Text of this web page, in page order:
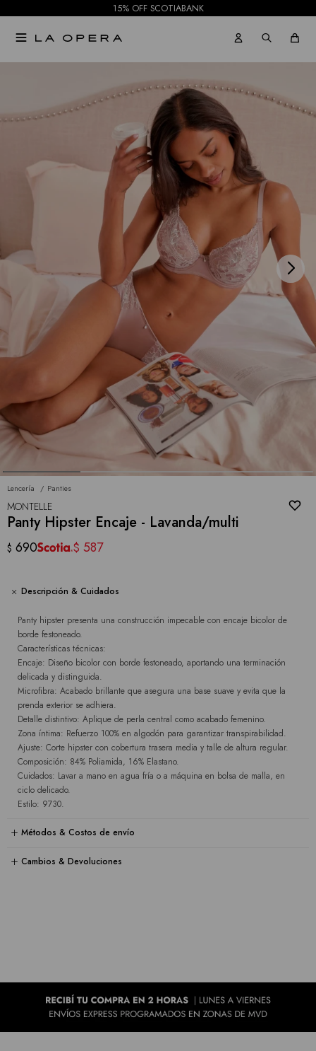
15% OFF SCOTIABANK

Lencería Panties
MONTELLE
Panty Hipster Encaje - Lavanda/multi
$ 690 $ 587
Descripción & Cuidados
Panty hipster presenta una construcción impecable con encaje bicolor de
borde festoneado.
Características técnicas:
Encaje: Diseño bicolor con borde festoneado, aportando una terminación
delicada y distinguida.
Microfibra: Acabado brillante que asegura una base suave y evita que la
prenda exterior se adhiera.
Detalle distintivo: Aplique de perla central como acabado femenino.
Zona íntima: Refuerzo 100% en algodón para garantizar transpirabilidad.
Ajuste: Corte hipster con cobertura trasera media y talle de altura regular.
Composición: 84% Poliamida, 16% Elastano.
Cuidados: Lavar a mano en agua fría o a máquina en bolsa de malla, en
ciclo delicado.
Estilo: 9730.
Métodos & Costos de envío
Cambios & Devoluciones